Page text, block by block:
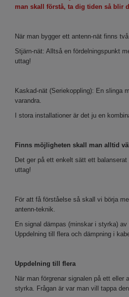
man skall förstå, ta dig tiden så blir
När man bygger ett antenn-nät finns
Stjärn-nät: Alltså en fördelningspunkt
uttag!
Kaskad-nät (Seriekoppling): En slinga
varandra.
I stora installationer är det ju en
Finns möjligheten skall man alltid
Det ger på ett enkelt sätt ett
uttag!
För att få förståelse så skall vi börja
antenn-teknik.
En signal dämpas (minskar i styrka)
Uppdelning till flera och dämpning i
Uppdelning till flera
När man förgrenar signalen på ett eller
styrka. Frågan är var man vill tappa